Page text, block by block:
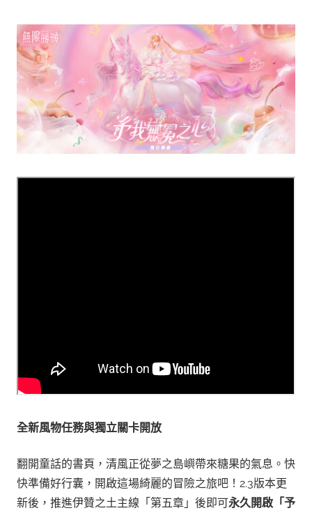
全新風物任務與獨立關卡開放
翻開童話的書頁，清風正從夢之島嶼帶來糖果的氣息。快
快準備好行囊，開啟這場綺麗的冒險之旅吧！2.3版本更
新後，推進伊贊之土主線「第五章」後即可永久開啟「予